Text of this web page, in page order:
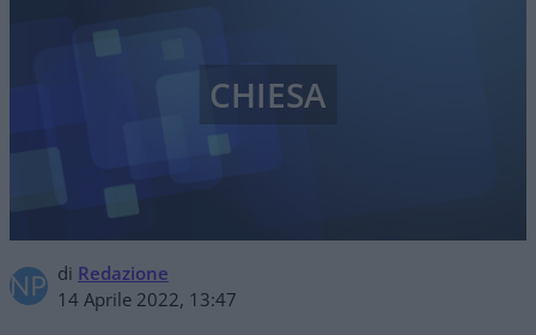
di Redazione
14 Aprile 2022, 13:47
CHIESA